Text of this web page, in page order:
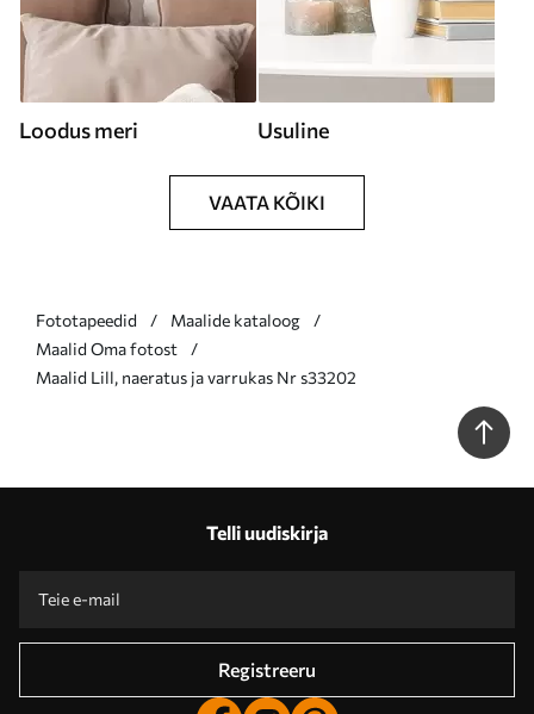
Loodus meri Usuline
VAATA KÕIKI
Fototapeedid
Maalide kataloog
Maalid Oma fotost
Maalid Lill, naeratus ja varrukas Nr s33202
Telli uudiskirja
Registreeru